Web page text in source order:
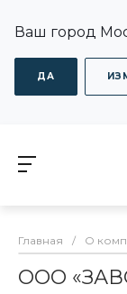
Ваш город
ДА
Главная / О
ООО